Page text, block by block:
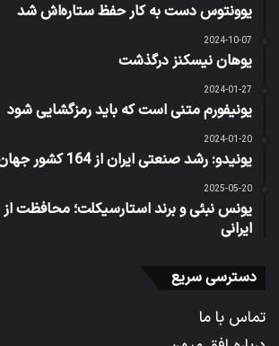
یوونتوس دست به کار حفظ ستاره‌اش شد
2024-10-07
یوهان نیسکنز درگذشت
2024-01-27
یونیفورم متنی است که باید رمزگشایی شود
2024-01-20
یونیدو: رشد صنعتی ایران از 164 کشور جهان بیشتر شد
2025-05-20
یونس نبئی و برند استارسیکلت؛ محافظت از
ایرانی
دسترسی سریع
تماس با ما